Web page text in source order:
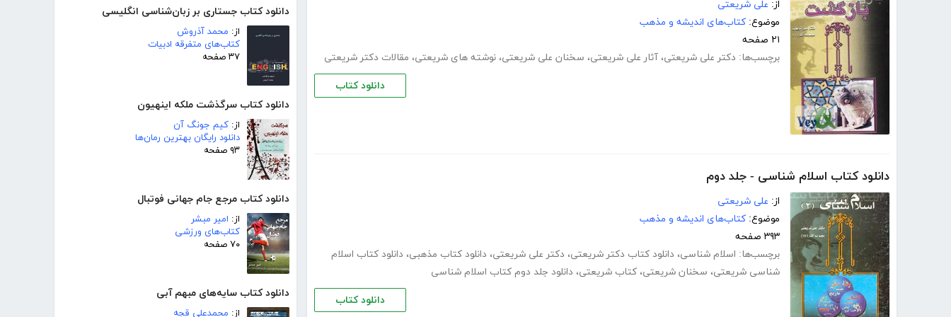
دانلود کتاب جستاری بر زبان‌شناسی انگلیسی
از: محمد آذروش
کتاب‌های متفرقه ادبیات
۳۷ صفحه
دانلود کتاب سرگذشت ملکه اینهیون
از: کیم جونگ آن
دانلود رایگان بهترین رمان‌ها
۹۳ صفحه
دانلود کتاب مرجع جام جهانی فوتبال
از: امیر مبشر
کتاب‌های ورزشی
۷۰ صفحه
دانلود کتاب سایه‌های مبهم آبی
از: محمدعلی قجه
از: علی شریعتی
موضوع: کتاب‌های اندیشه و مذهب
۲۱ صفحه
برچسب‌ها: دکتر علی شریعتی، آثار علی شریعتی، سخنان علی شریعتی، نوشته های شریعتی، مقالات دکتر شریعتی
دانلود کتاب
دانلود کتاب اسلام شناسی - جلد دوم
از: علی شریعتی
موضوع: کتاب‌های اندیشه و مذهب
۳۹۳ صفحه
برچسب‌ها: اسلام شناسی، دانلود کتاب دکتر شریعتی، دکتر علی شریعتی، دانلود کتاب مذهبی، دانلود کتاب اسلام
شناسی شریعتی، سخنان شریعتی، کتاب شریعتی، دانلود جلد دوم کتاب اسلام شناسی
دانلود کتاب